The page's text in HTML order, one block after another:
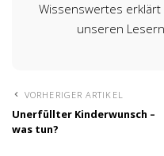
Wissenswertes
unseren
VORHERIGER ARTIKEL
Unerfüllter Kinderwunsch –
was tun?